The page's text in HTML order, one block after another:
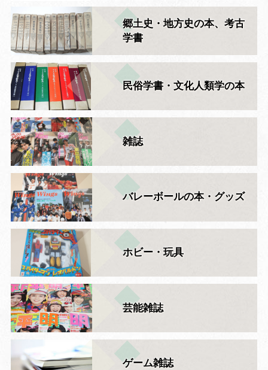
郷土史・地方史の本、考古
学書
民俗学書・文化人類学の本
雑誌
バレーボールの本・グッズ
ホビー・玩具
芸能雑誌
ゲーム雑誌